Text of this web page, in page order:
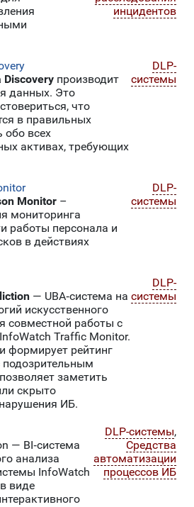
инцидентов
Discovery производит
данных. Это
что
в правильных
обо всех
активах, требующих
DLP-
системы
Monitor –
мониторинга
работы персонала и
в действиях
DLP-
системы
— UBA‑система на
искусственного
совместной работы с
Traffic Monitor.
формирует рейтинг
подозрительным
заметить
скрыто
ИБ.
DLP-
системы
— BI‑система
анализа
InfoWatch
виде
DLP-системы,
Средства
автоматизации
процессов ИБ